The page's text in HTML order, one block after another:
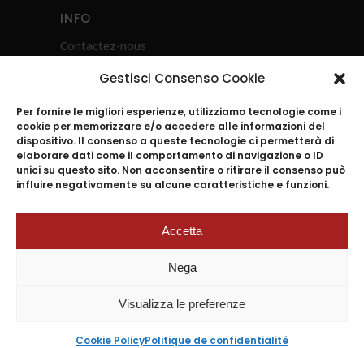
Gestisci Consenso Cookie
Per fornire le migliori esperienze, utilizziamo tecnologie come i
cookie per memorizzare e/o accedere alle informazioni del
dispositivo. Il consenso a queste tecnologie ci permetterà di
elaborare dati come il comportamento di navigazione o ID
unici su questo sito. Non acconsentire o ritirare il consenso può
influire negativamente su alcune caratteristiche e funzioni.
Accetta
Nega
Visualizza le preferenze
Cookie PolicyPolitique de confidentialité
INFO
Contactez-nous
2024© ACCADEMIA MUGNANO S.p.A. |
P.I.04045501212 n.REA 643454 Reg.I.
Cap.Soc.versato 2.000.000 euro –